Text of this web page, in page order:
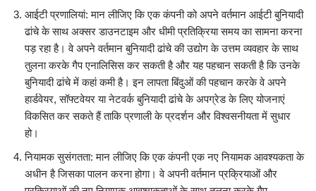
आईटी प्रणालियां: मान लीजिए कि एक कंपनी को अपने वर्तमान आईटी बुनियादी
ढांचे के साथ अक्सर डाउनटाइम और धीमी प्रतिक्रिया समय का सामना करना
पड़ रहा है। वे अपने वर्तमान बुनियादी ढांचे की उद्योग के उत्तम व्यवहार के साथ
तुलना करके गैप एनालिसिस कर सकती है और यह पहचान सकती है कि उनके
बुनियादी ढांचे में कहां कमी है। इन लापता बिंदुओं की पहचान करके वे अपने
हार्डवेयर, सॉफ्टवेयर या नेटवर्क बुनियादी ढांचे के अपग्रेड के लिए योजनाएं
विकसित कर सकते हैं ताकि प्रणाली के प्रदर्शन और विश्वसनीयता में सुधार
हो।
नियामक सुसंगतता: मान लीजिए कि एक कंपनी एक नए नियामक आवश्यकता के
अधीन है जिसका पालन करना होगा। वे अपनी वर्तमान प्रक्रियाओं और